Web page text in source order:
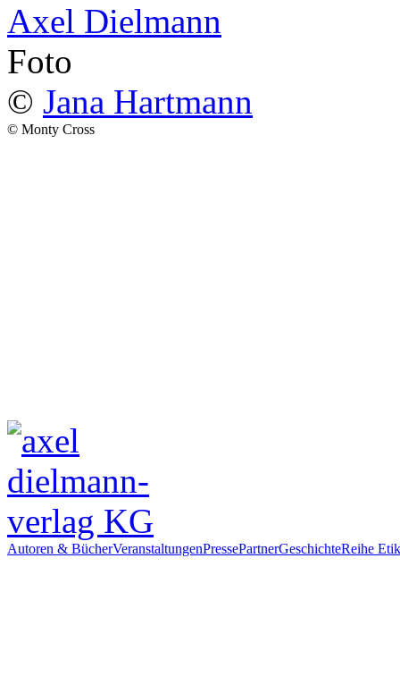
Axel Dielmann
Foto
© Jana Hartmann
© Monty Cross
Autoren & BücherVeranstaltungenPressePartnerGeschichteReihe